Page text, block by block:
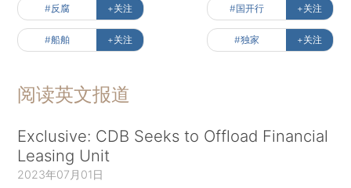
#反腐 +关注 #国开行 +关注
#船舶 +关注 #独家 +关注
阅读英文报道
Exclusive: CDB Seeks to Offload Financial
Leasing Unit
2023年07月01日